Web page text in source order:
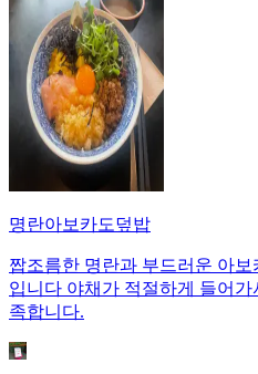
명란아보카도덮밥
짭조름한 명란과 부드러운 아
입니다 야채가 적절하게 들어
족합니다.